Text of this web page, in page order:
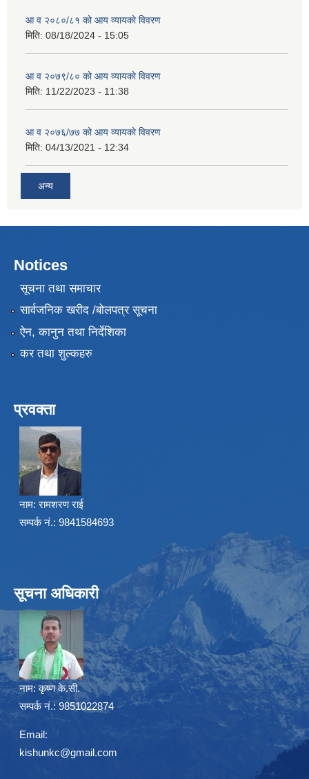
आ व २०८०/८१ को आय व्यायको विवरण
मिति: 08/18/2024 - 15:05
आ व २०७९/८० को आय व्यायको विवरण
मिति: 11/22/2023 - 11:38
आ व २०७६/७७ को आय व्यायको विवरण
मिति: 04/13/2021 - 12:34
अन्य
Notices
सूचना तथा समाचार
सार्वजनिक खरीद /बोलपत्र सूचना
ऐन, कानुन तथा निर्देशिका
कर तथा शुल्कहरु
प्रवक्ता
नाम: रामशरण राई
सम्पर्क नं.: 9841584693
सूचना अधिकारी
नाम: कृष्ण के.सी.
सम्पर्क नं.: 9851022874
Email:
kishunkc@gmail.com